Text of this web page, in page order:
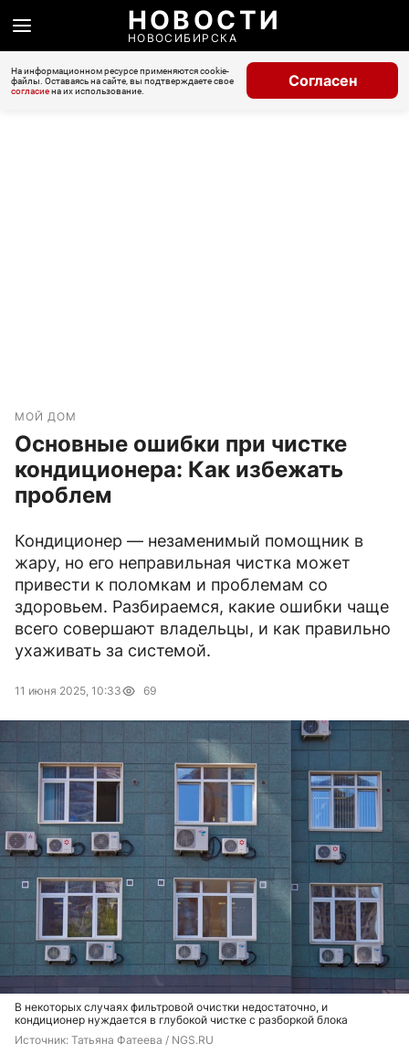
НОВОСТИ
НОВОСИБИРСКА
На информационном ресурсе применяются cookie-
файлы. Оставаясь на сайте, вы подтверждаете свое
согласиена их использование.
Согласен
МОЙ ДОМ
Основные ошибки при чистке
кондиционера: Как избежать
проблем
Кондиционер — незаменимый помощник в
жару, но его неправильная чистка может
привести к поломкам и проблемам со
здоровьем. Разбираемся, какие ошибки чаще
всего совершают владельцы, и как правильно
ухаживать за системой.
11 июня 2025, 10:33 69
В некоторых случаях фильтровой очистки недостаточно, и
кондиционер нуждается в глубокой чистке с разборкой блока
Источник: Татьяна Фатеева / NGS.RU